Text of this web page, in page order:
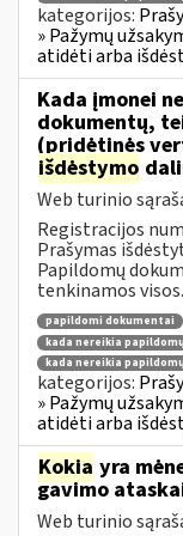
kategorijos:
» Pažymų
atidėti arba
Kada įmonei
dokumentų,
(pridėtinės
išdėstymo
Web turinio
Registracijos
Prašymas
Papildomų
tenkinamos
papildomi dokumentai
kada nereikia
kada nereikia
kategorijos:
» Pažymų
atidėti arba
Kokia yra
gavimo
Web turinio